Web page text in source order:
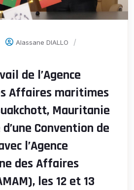
Alassane DIALLO
de l’Agence
Affaires maritimes
Mauritanie
Convention de
l’Agence
des Affaires
les 12 et 13